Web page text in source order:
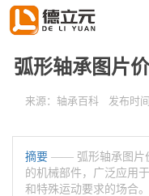
您的位置：首页
弧形轴承图片
来源：轴承百科 发布时
摘要 —— 弧形轴承图片
的机械部件，广泛应用
和特殊运动要求的场合